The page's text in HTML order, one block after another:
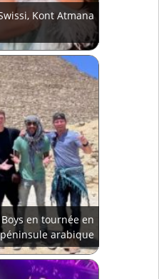
Kont Atmana
en tournée en
arabique